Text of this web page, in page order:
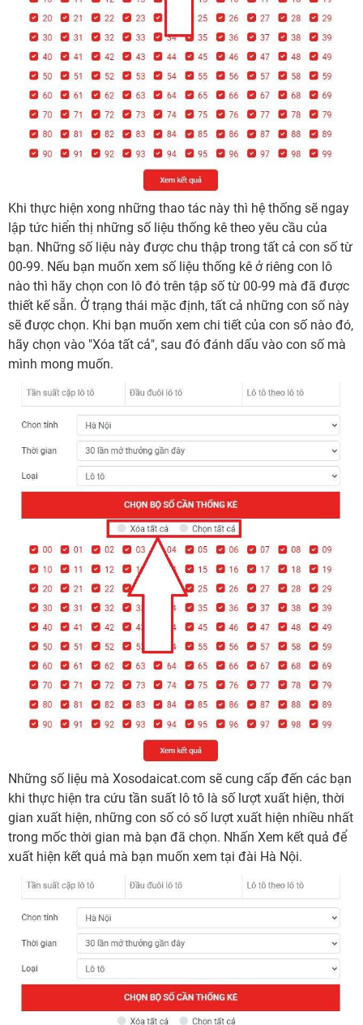
Khi thực hiện xong những thao tác này thì hệ thống sẽ ngay
lập tức hiển thị những số liệu thống kê theo yêu cầu của
bạn. Những số liệu này được chu thập trong tất cả con số từ
00-99. Nếu bạn muốn xem số liệu thống kê ở riêng con lô
nào thì hãy chọn con lô đó trên tập số từ 00-99 mà đã được
thiết kế sẵn. Ở trạng thái mặc định, tất cả những con số này
sẽ được chọn. Khi bạn muốn xem chi tiết của con số nào đó,
hãy chọn vào "Xóa tất cả", sau đó đánh dấu vào con số mà
mình mong muốn.
Những số liệu mà Xosodaicat.com sẽ cung cấp đến các bạn
khi thực hiện tra cứu tần suất lô tô là số lượt xuất hiện, thời
gian xuất hiện, những con số có số lượt xuất hiện nhiều nhất
trong mốc thời gian mà bạn đã chọn. Nhấn Xem kết quả để
xuất hiện kết quả mà bạn muốn xem tại đài Hà Nội.